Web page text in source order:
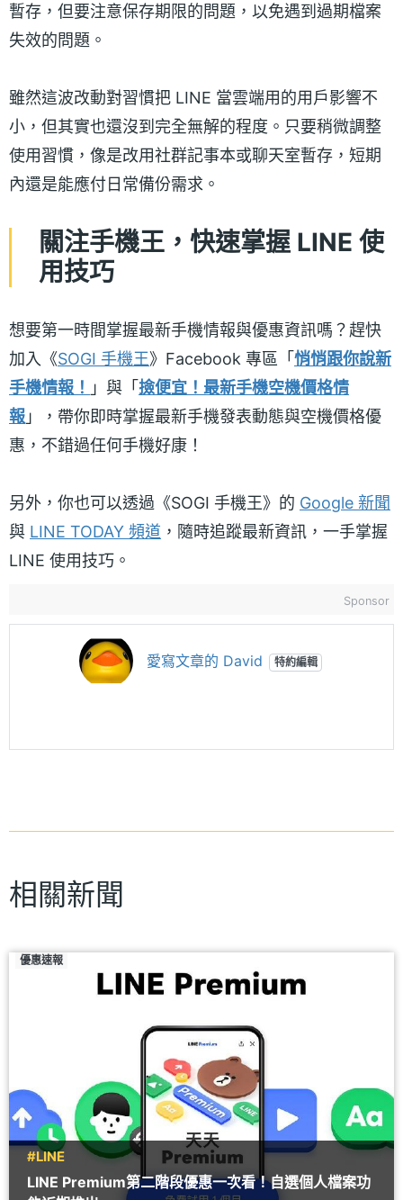
暫存，但要注意保存期限的問題，以免遇到過期檔案
失效的問題。
雖然這波改動對習慣把 LINE 當雲端用的用戶影響不
小，但其實也還沒到完全無解的程度。只要稍微調整
使用習慣，像是改用社群記事本或聊天室暫存，短期
內還是能應付日常備份需求。
關注手機王，快速掌握 LINE 使
用技巧
想要第一時間掌握最新手機情報與優惠資訊嗎？趕快
加入《SOGI 手機王》Facebook 專區「 悄悄跟你說新
手機情報！ 」與「 撿便宜！最新手機空機價格情
報 」，帶你即時掌握最新手機發表動態與空機價格優
惠，不錯過任何手機好康！
另外，你也可以透過《SOGI 手機王》的 Google 新聞
與 LINE TODAY 頻道 ，隨時追蹤最新資訊，一手掌握
LINE 使用技巧。
Sponsor
愛寫文章的 David 特約編輯
相關新聞
優惠速報
#LINE
LINE Premium第二階段優惠一次看！自選個人檔案功